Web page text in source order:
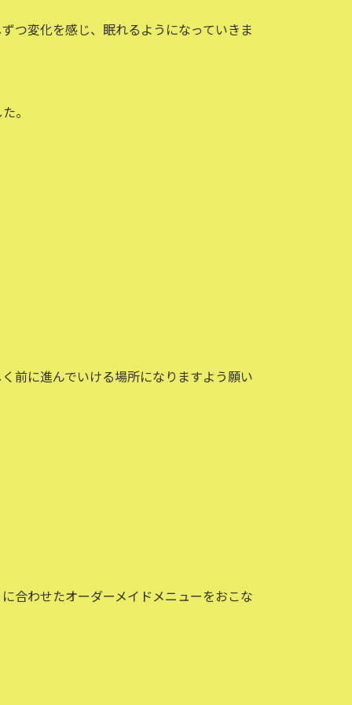
つ変化を感じ、眠れるようになっていきま
。
前に進んでいける場所になりますよう願い
合わせたオーダーメイドメニューをおこな